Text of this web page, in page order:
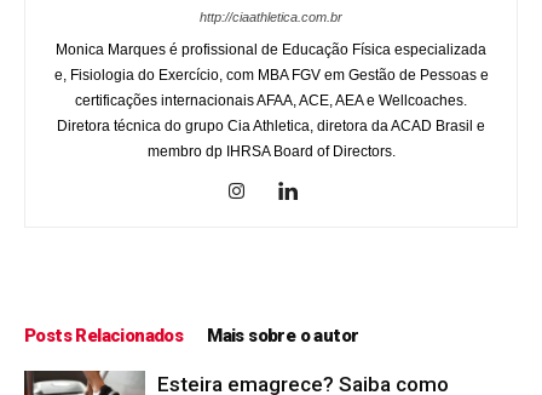
http://ciaathletica.com.br
Monica Marques é profissional de Educação Física especializada
e, Fisiologia do Exercício, com MBA FGV em Gestão de Pessoas e
certificações internacionais AFAA, ACE, AEA e Wellcoaches.
Diretora técnica do grupo Cia Athletica, diretora da ACAD Brasil e
membro dp IHRSA Board of Directors.
Posts Relacionados Mais sobre o autor
Esteira emagrece? Saiba como